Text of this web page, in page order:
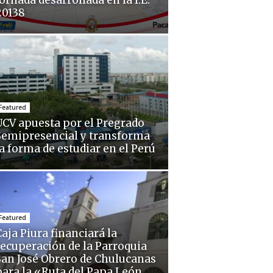
apuesta por el Pregrado
y transforma
forma de estudiar en el Perú
Piura financiará la
de la Parroquia
José Obrero de Chulucanas